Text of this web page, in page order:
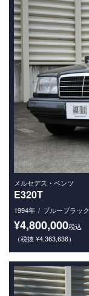
メルセデス・ベンツ
E320T
1994年 ブルーブラック
¥4,800,000税込
（税抜 ¥4,363,636）